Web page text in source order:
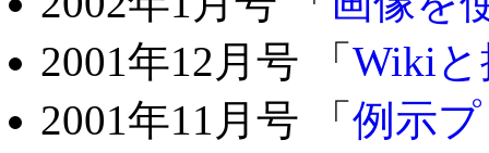
2001年12月号 「 Wikiと
2001年11月号 「 例示